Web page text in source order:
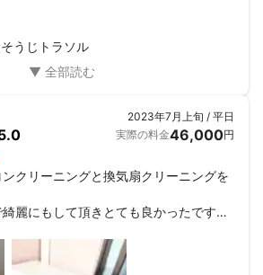
うじトラソル
2023年7月上旬 / 平日
実際の料金46,000円
クリーニングと換気扇クリーニングを
麗にもして頂きとても良かったです。
夏になりそうです(^ ^)
トさせて頂きます！